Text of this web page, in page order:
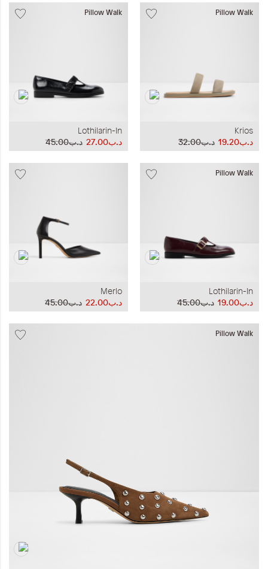
Pillow Walk
Krios
د.ب32.00
د.ب19.20
Pillow Walk
Lothilarin-In
د.ب45.00
د.ب27.00
Pillow Walk
Lothilarin-In
د.ب45.00
د.ب19.00
Merlo
د.ب45.00
د.ب22.00
Pillow Walk